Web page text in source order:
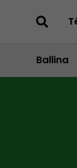
Ballina